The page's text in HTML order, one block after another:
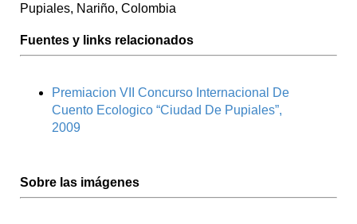
Pupiales, Nariño, Colombia
Fuentes y links relacionados
Premiacion VII Concurso Internacional De
Cuento Ecologico “Ciudad De Pupiales”,
2009
Sobre las imágenes